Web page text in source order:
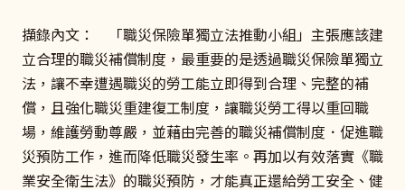
擷錄內文： 「職災保險單獨立法推動小組」主張應該建
立合理的職災補償制度，最重要的是透過職災保險單獨立
法，讓不幸遭遇職災的勞工能立即得到合理、完整的補
償，且強化職災重建復工制度，讓職災勞工得以重回職
場，維護勞動尊嚴，並藉由完善的職災補償制度．促進職
災預防工作，進而降低職災發生率。再加以有效落實《職
業安全衛生法》的職災預防，才能真正還給勞工安全、健